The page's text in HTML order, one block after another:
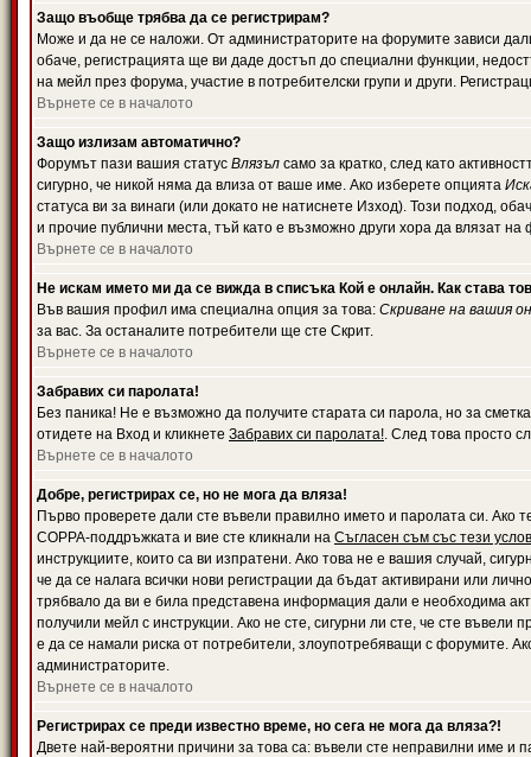
Защо въобще трябва да се регистрирам?
Може и да не се наложи. От администраторите на форумите зависи
обаче, регистрацията ще ви даде достъп до специални функции,
на мейл през форума, участие в потребителски групи и други.
Върнете се в началото
Защо излизам автоматично?
Форумът пази вашия статус Влязъл само за кратко, след като
сигурно, че никой няма да влиза от ваше име. Ако изберете опцията
статуса ви за винаги (или докато не натиснете Изход). Този подход,
и прочие публични места, тъй като е възможно други хора да влязат
Върнете се в началото
Не искам името ми да се вижда в списъка Кой е онлайн. Как става
Във вашия профил има специална опция за това: Скриване на вашия
за вас. За останалите потребители ще сте Скрит.
Върнете се в началото
Забравих си паролата!
Без паника! Не е възможно да получите старата си парола, но за
отидете на Вход и кликнете Забравих си паролата!. След това просто
Върнете се в началото
Добре, регистрирах се, но не мога да вляза!
Първо проверете дали сте въвели правилно името и паролата си. Ако
COPPA-поддръжката и вие сте кликнали на Съгласен съм със тези
инструкциите, които са ви изпратени. Ако това не е вашия случай,
че да се налага всички нови регистрации да бъдат активирани или
трябвало да ви е била представена информация дали е необходима
получили мейл с инструкции. Ако не сте, сигурни ли сте, че сте
е да се намали риска от потребители, злоупотребяващи с форумите.
администраторите.
Върнете се в началото
Регистрирах се преди известно време, но сега не мога да вляза?!
Двете най-вероятни причини за това са: въвели сте неправилни име и